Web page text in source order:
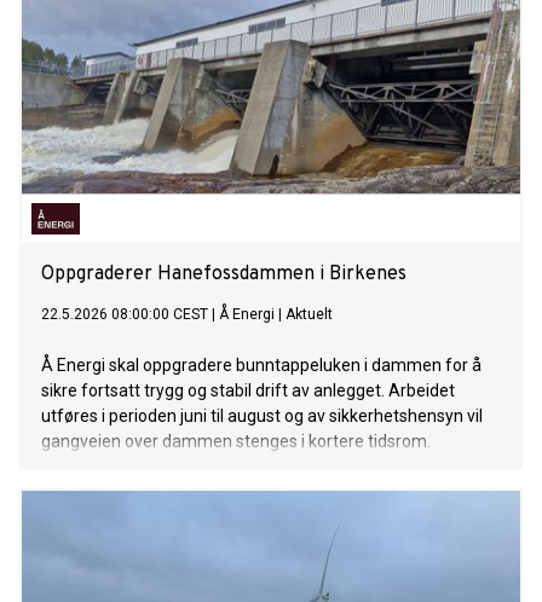
Oppgraderer Hanefossdammen i Birkenes
22.5.2026 08:00:00 CEST Å Energi Aktuelt
Å Energi skal oppgradere bunntappeluken i dammen for å
sikre fortsatt trygg og stabil drift av anlegget. Arbeidet
utføres i perioden juni til august og av sikkerhetshensyn vil
gangveien over dammen stenges i kortere tidsrom.